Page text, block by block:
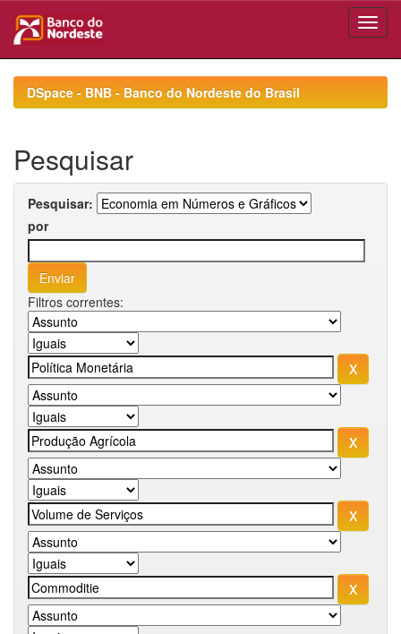
navigationDSpace - BNB - Banco do Nordeste do Brasil
Pesquisar
Pesquisar:
por
Filtros correntes: